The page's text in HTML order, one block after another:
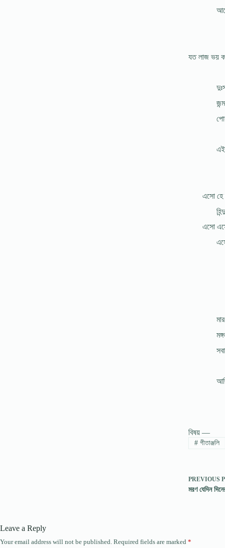
যত লাজ ভয়
এই
এসো হে
এসো
বিষয় —
#গীতাঞ্জলি
PREVIOUS
মরণ যেদিন
Leave a Reply
Your email address will not be published. Required fields are marked *